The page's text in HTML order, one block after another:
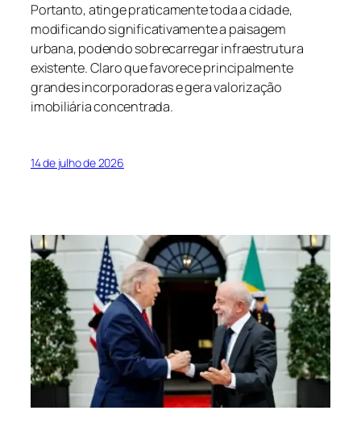
Portanto, atinge praticamente toda a cidade,
modificando significativamente a paisagem
urbana, podendo sobrecarregar infraestrutura
existente. Claro que favorece principalmente
grandes incorporadoras e gera valorização
imobiliária concentrada.
14 de julho de 2026